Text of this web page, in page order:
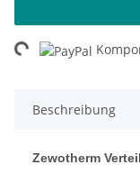
Beschreibung
Zewotherm